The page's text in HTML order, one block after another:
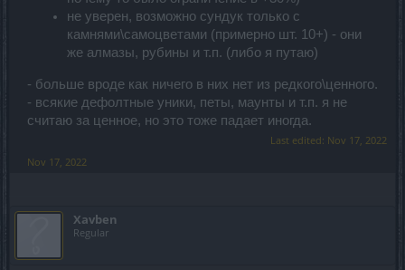
не уверен, возможно сундук только с
камнями\самоцветами (примерно шт. 10+) - они
же алмазы, рубины и т.п. (либо я путаю)
- больше вроде как ничего в них нет из редкого\ценного.
- всякие дефолтные уники, петы, маунты и т.п. я не
считаю за ценное, но это тоже падает иногда.
Last edited: Nov 17, 2022
Nov 17, 2022
Xavben
Regular